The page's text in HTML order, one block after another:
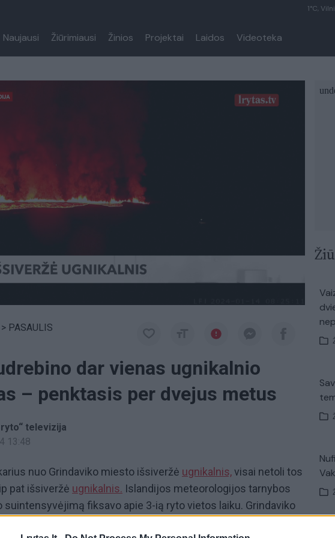
1°C,
Naujausi Žiūrimiausi Žinios Projektai Laidos Videoteka
> PASAULIS
dar vienas ugnikalnio
– penktasis per dvejus metus
televizija
13:48
nuo Grindaviko miesto išsiveržė ugnikalnis,visai netoli tos
pat išsiveržė ugnikalnis. Islandijos meteorologijos tarnybos
fiksavo apie 3-ią ryto vietos laiku. Grindaviko
Skaičiuojama, kad tai buvo jau penktasis ugnikalnio